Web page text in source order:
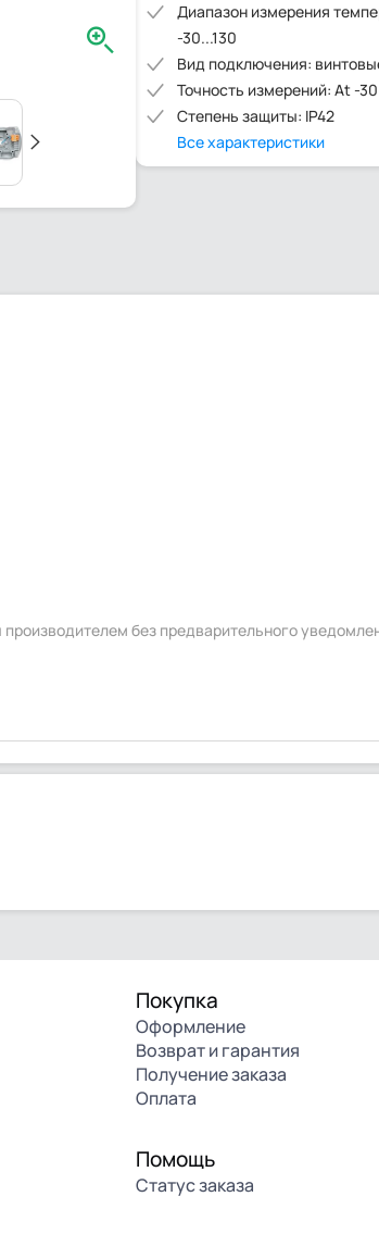
Диапазон измерения
-30...130
Вид подключения:
Точность измерений: At -
Степень защиты: IP42
Все характеристики
без предварительного
Покупка
Оформление
Возврат и гарантия
Получение заказа
Оплата
Помощь
Статус заказа